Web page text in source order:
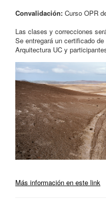
Convalidación: Curso OPR
Las clases y correcciones
Se entregará un certificado
Arquitectura UC y
Más información en este link